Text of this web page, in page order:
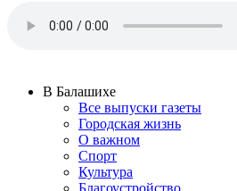
В Балашихе
Все выпуски газеты
Городская жизнь
О важном
Спорт
Культура
Благоустройство